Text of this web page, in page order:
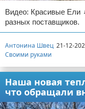
Видео: Красивые Ели
разных поставщиков.
Антонина Швец 21-12-
Своими руками
Наша новая
что обращали